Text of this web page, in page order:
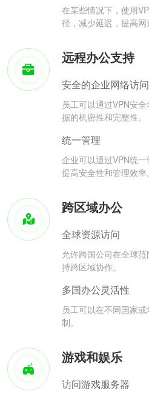
在某些情况下，使用
径，减少延迟，提高网
远程办公支持
安全的企业网络访问
员工可以通过VPN安
据的机密性和完整性。
统一管理
企业可以通过VPN统
提高安全性和管理效率。
跨区域办公
全球资源访问
允许跨国公司在全球
持跨区域协作。
多国办公灵活性
员工可以在不同国家
制。
游戏和娱乐
访问游戏服务器